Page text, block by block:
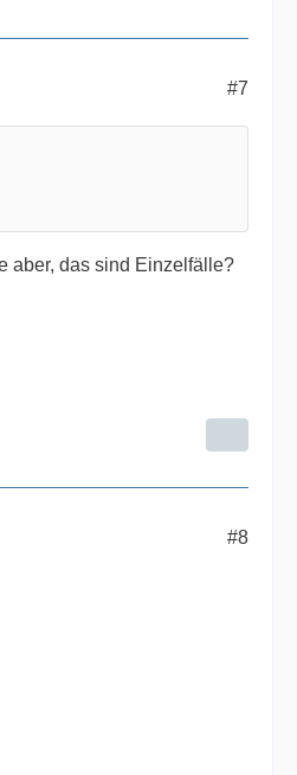
#7
aber, das sind Einzelfälle?
#8